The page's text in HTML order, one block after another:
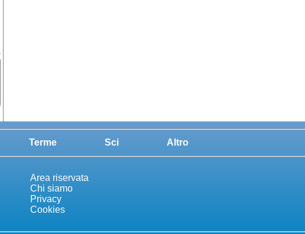
Terme Sci Altro
Area riservata
Chi siamo
Privacy
Cookies